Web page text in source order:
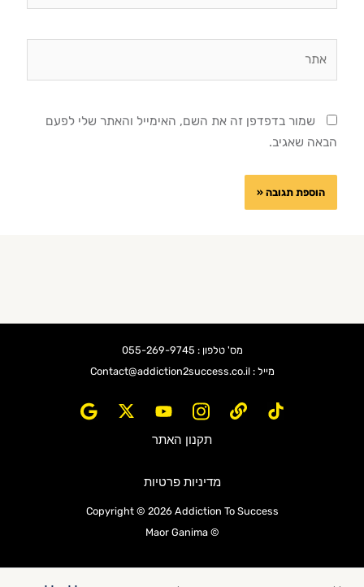
שמור בדפדפן זה את השם, האימייל והאתר שלי לפעם
הבאה שאגיב.
מס' טלפון : 055-269-9745
מייל : Contact@addiction2success.co.il
תקנון האתר
מדיניות פרטיות
Copyright © 2026 Addiction To Success
© Maor Ganima